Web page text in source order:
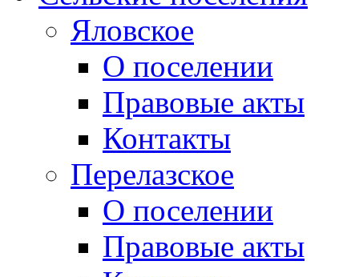
Яловское
О поселении
Правовые акты
Контакты
Перелазское
О поселении
Правовые акты